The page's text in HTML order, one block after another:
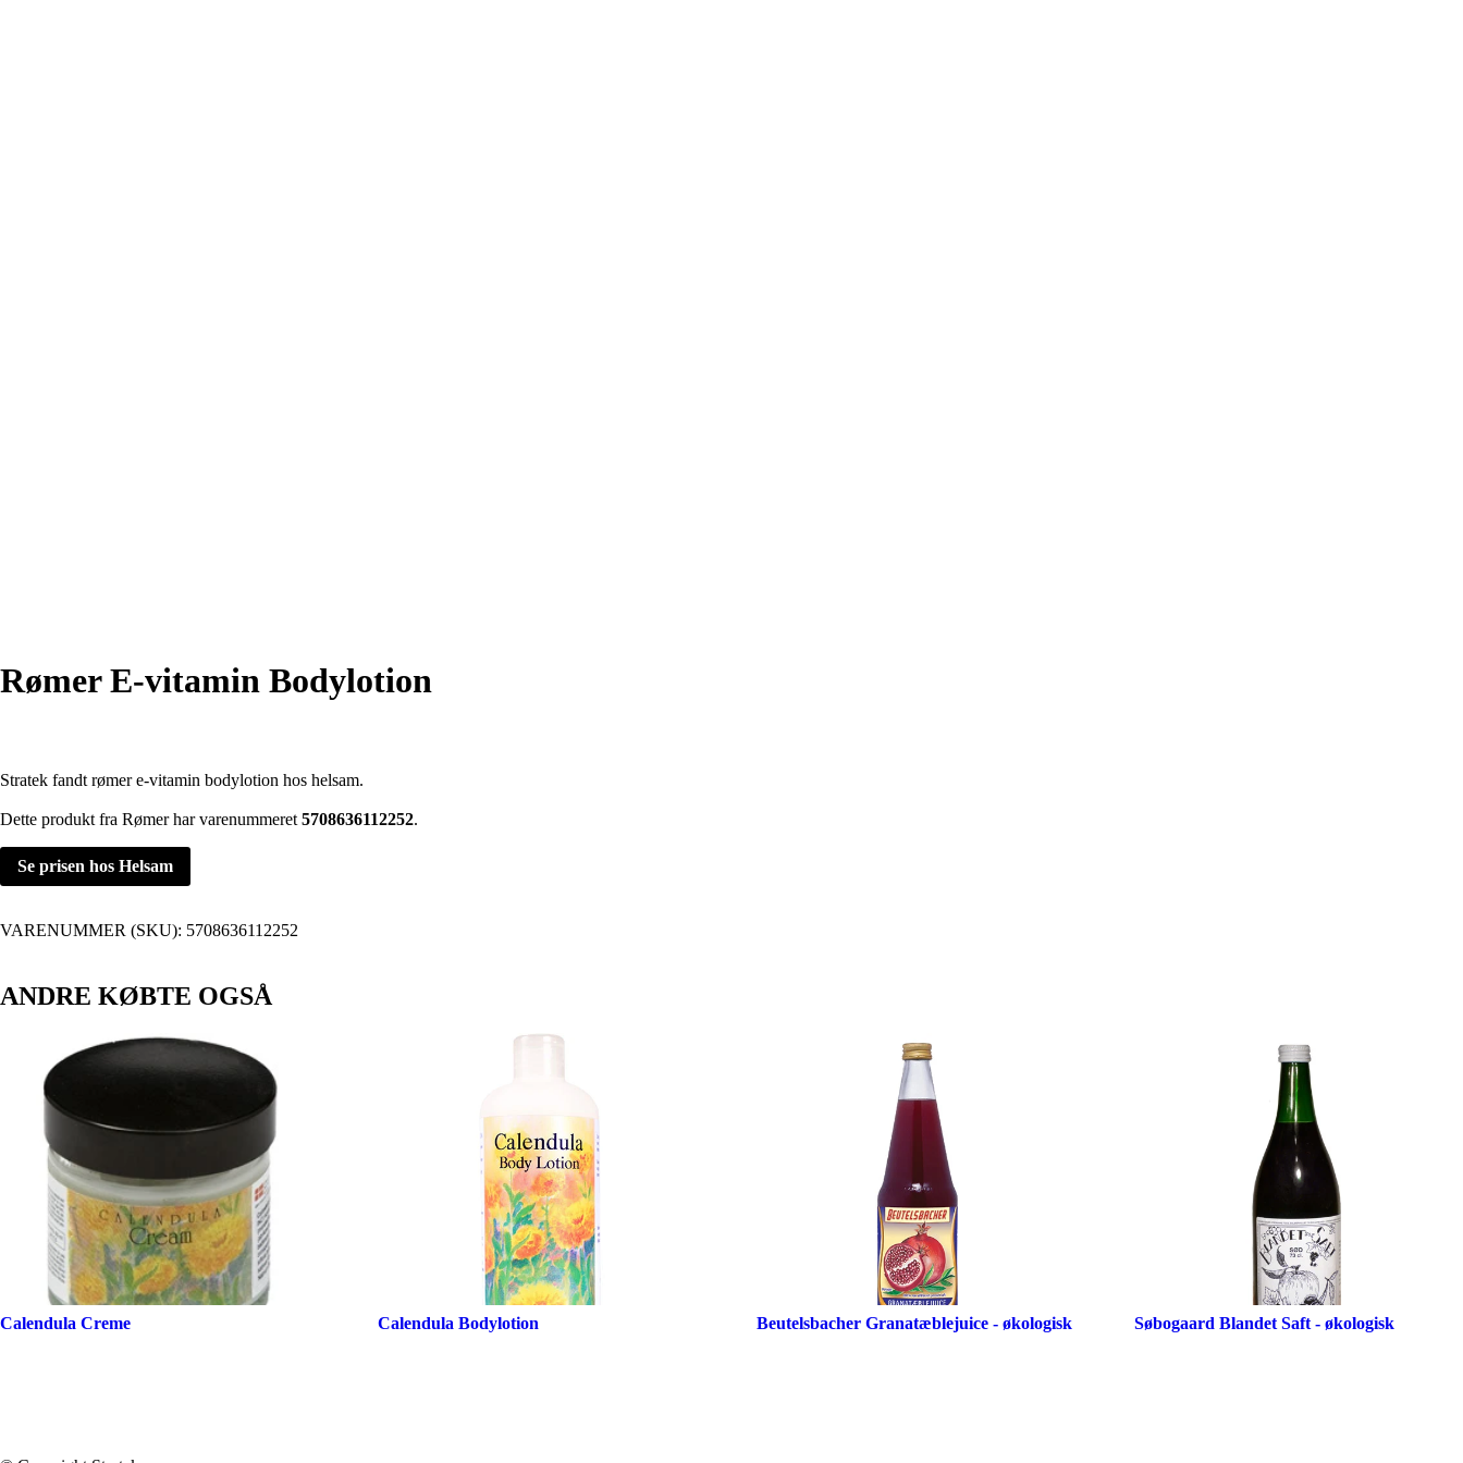
Rømer E-vitamin Bodylotion
Stratek fandt rømer e-vitamin bodylotion hos helsam.
Dette produkt fra Rømer har varenummeret 5708636112252.
Se prisen hos Helsam
VARENUMMER (SKU): 5708636112252
ANDRE KØBTE OGSÅ
Calendula Creme Calendula Bodylotion Beutelsbacher Granatæblejuice - økologisk Søbogaard Blandet Saft - økologisk